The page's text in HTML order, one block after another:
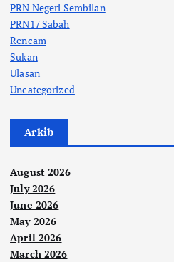
PRN Negeri Sembilan
PRN17 Sabah
Rencam
Sukan
Ulasan
Uncategorized
Arkib
August 2026
July 2026
June 2026
May 2026
April 2026
March 2026